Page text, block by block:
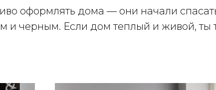
оформлять дома — они начали
и черным. Если дом теплый и живой, ты